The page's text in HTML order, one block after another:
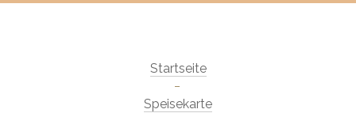
Startseite
Speisekarte